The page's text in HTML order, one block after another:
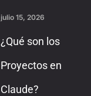
julio 15, 2026
¿Qué son los
Proyectos en
Claude?